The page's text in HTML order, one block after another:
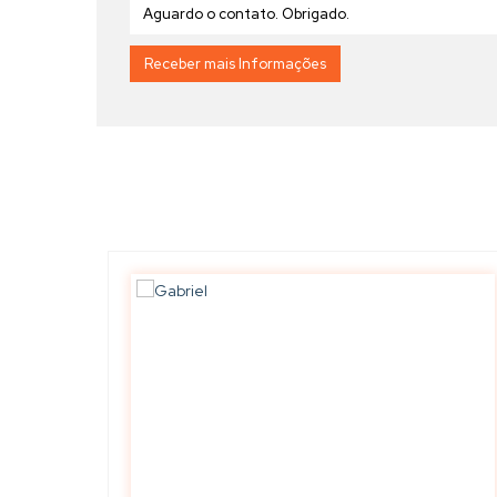
Flexibilidade na negociação:
✔ Possibilidade de reduzir reforços e diluir nas parcelas
✔ Entrada pode ser reduzida (de R$ 10 mil até R$ 30 mil)